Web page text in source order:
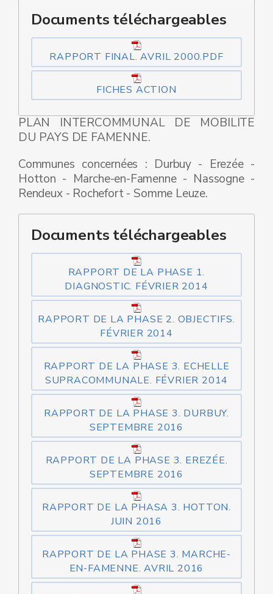
Documents téléchargeables
RAPPORT FINAL. AVRIL 2000.PDF
FICHES ACTION
PLAN INTERCOMMUNAL DE MOBILITE
DU PAYS DE FAMENNE.
Communes concernées : Durbuy - Erezée -
Hotton - Marche-en-Famenne - Nassogne -
Rendeux - Rochefort - Somme Leuze.
Documents téléchargeables
RAPPORT DE LA PHASE 1.
DIAGNOSTIC. FÉVRIER 2014
RAPPORT DE LA PHASE 2. OBJECTIFS.
FÉVRIER 2014
RAPPORT DE LA PHASE 3. ECHELLE
SUPRACOMMUNALE. FÉVRIER 2014
RAPPORT DE LA PHASE 3. DURBUY.
SEPTEMBRE 2016
RAPPORT DE LA PHASE 3. EREZÉE.
SEPTEMBRE 2016
RAPPORT DE LA PHASA 3. HOTTON.
JUIN 2016
RAPPORT DE LA PHASE 3. MARCHE-
EN-FAMENNE. AVRIL 2016